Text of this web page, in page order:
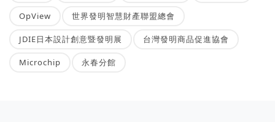
OpView 世界發明智慧財產聯盟總會
JDIE日本設計創意暨發明展 台灣發明商品促進協會
Microchip 永春分館